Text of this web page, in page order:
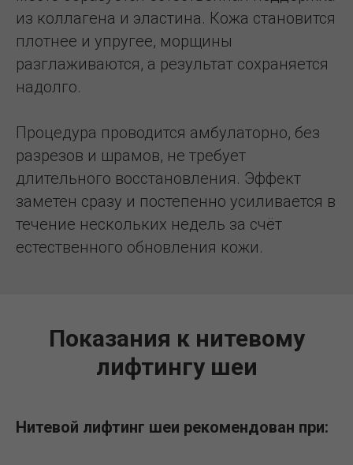
из коллагена и эластина. Кожа становится
плотнее и упругее, морщины
разглаживаются, а результат сохраняется
надолго.
Процедура проводится амбулаторно, без
разрезов и шрамов, не требует
длительного восстановления. Эффект
заметен сразу и постепенно усиливается в
течение нескольких недель за счёт
естественного обновления кожи.
Показания к нитевому
лифтингу шеи
Нитевой лифтинг шеи рекомендован при: